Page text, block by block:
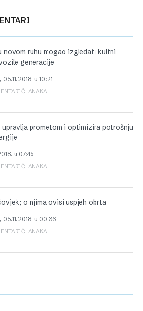
novom ruhu mogao izgledati kultni
generacije
, 05.11.2018. u 10:21
ČLANAKA
prometom i optimizira potrošnju
u 07:45
ČLANAKA
o njima ovisi uspjeh obrta
, 05.11.2018. u 00:36
ČLANAKA